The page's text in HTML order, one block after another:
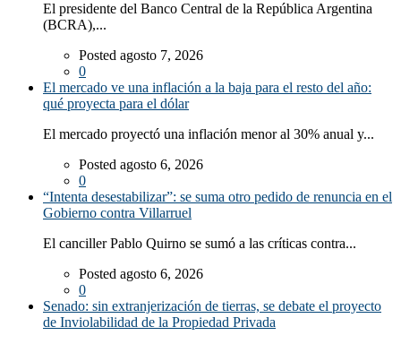
El presidente del Banco Central de la República Argentina
(BCRA),...
Posted agosto 7, 2026
0
El mercado ve una inflación a la baja para el resto del año:
qué proyecta para el dólar
El mercado proyectó una inflación menor al 30% anual y...
Posted agosto 6, 2026
0
“Intenta desestabilizar”: se suma otro pedido de renuncia en el
Gobierno contra Villarruel
El canciller Pablo Quirno se sumó a las críticas contra...
Posted agosto 6, 2026
0
Senado: sin extranjerización de tierras, se debate el proyecto
de Inviolabilidad de la Propiedad Privada